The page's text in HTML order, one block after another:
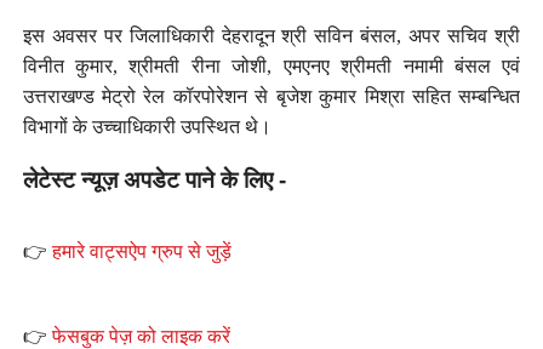
इस अवसर पर जिलाधिकारी देहरादून श्री सविन बंसल, अपर सचिव श्री
विनीत कुमार, श्रीमती रीना जोशी, एमएनए श्रीमती नमामी बंसल एवं
उत्तराखण्ड मेट्रो रेल कॉरपोरेशन से बृजेश कुमार मिश्रा सहित सम्बन्धित
विभागों के उच्चाधिकारी उपस्थित थे।
लेटेस्ट न्यूज़ अपडेट पाने के लिए -
👉हमारे वाट्सऐप ग्रुप से जुड़ें
👉फेसबुक पेज़ को लाइक करें